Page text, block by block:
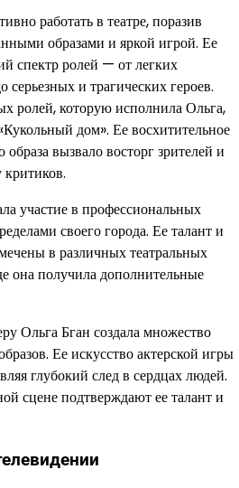
работать в театре, поразив
образами и яркой игрой. Ее
спектр ролей — от легких
и трагических героев.
ролей, которую исполнила Ольга,
дом». Ее восхитительное
вызвало восторг зрителей и
участие в профессиональных
своего города. Ее талант и
в различных театральных
она получила дополнительные
Ольга Бган создала множество
Ее искусство актерской игры
глубокий след в сердцах людей.
сцене подтверждают ее талант и